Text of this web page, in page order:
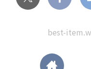
best-